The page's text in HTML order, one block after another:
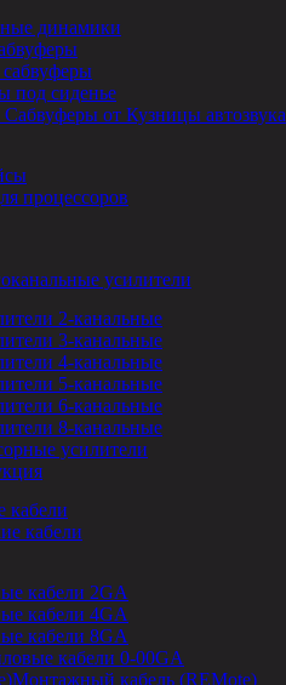
динамики
под сиденье
Сабвуферы от Кузницы автозвука
процессоров
усилители
2-канальные
3-канальные
4-канальные
5-канальные
6-канальные
8-канальные
усилители
кабели
кабели
кабели 2GA
кабели 4GA
кабели 8GA
кабели 0-00GA
Монтажный кабель (REMote)